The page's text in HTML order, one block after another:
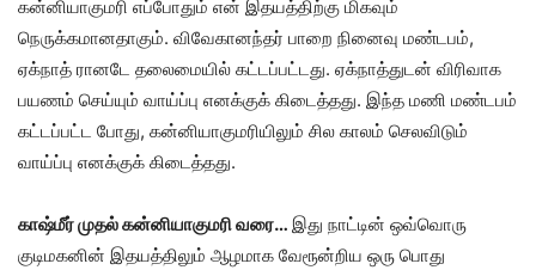
கன்னியாகுமரி எப்போதும் என் இதயத்திற்கு மிகவும்
நெருக்கமானதாகும். விவேகானந்தர் பாறை நினைவு மண்டபம்,
ஏக்நாத் ரானடே தலைமையில் கட்டப்பட்டது. ஏக்நாத்துடன் விரிவாக
பயணம் செய்யும் வாய்ப்பு எனக்குக் கிடைத்தது. இந்த மணி மண்டபம்
கட்டப்பட்ட போது, கன்னியாகுமரியிலும் சில காலம் செலவிடும்
வாய்ப்பு எனக்குக் கிடைத்தது.
காஷ்மீர் முதல் கன்னியாகுமரி வரை… இது நாட்டின் ஒவ்வொரு
குடிமகனின் இதயத்திலும் ஆழமாக வேரூன்றிய ஒரு பொது